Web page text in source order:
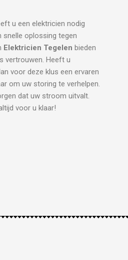
u een elektricien nodig
snelle oplossing tegen
Elektricien Tegelen bieden
vertrouwen. Heeft u
voor deze klus een ervaren
om uw storing te verhelpen.
dat uw stroom uitvalt.
voor u klaar!